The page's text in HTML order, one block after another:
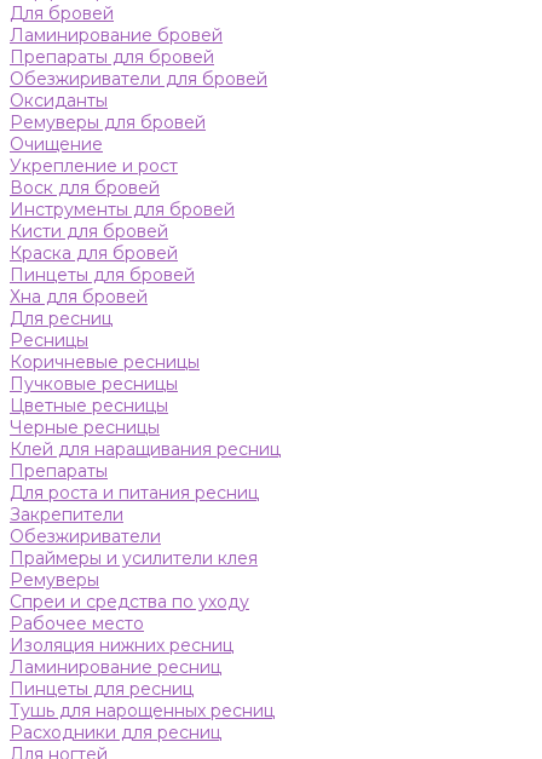
Для бровей
Ламинирование бровей
Препараты для бровей
Обезжириватели для бровей
Оксиданты
Ремуверы для бровей
Очищение
Укрепление и рост
Воск для бровей
Инструменты для бровей
Кисти для бровей
Краска для бровей
Пинцеты для бровей
Хна для бровей
Для ресниц
Ресницы
Коричневые ресницы
Пучковые ресницы
Цветные ресницы
Черные ресницы
Клей для наращивания ресниц
Препараты
Для роста и питания ресниц
Закрепители
Обезжириватели
Праймеры и усилители клея
Ремуверы
Спреи и средства по уходу
Рабочее место
Изоляция нижних ресниц
Ламинирование ресниц
Пинцеты для ресниц
Тушь для нарощенных ресниц
Расходники для ресниц
Для ногтей